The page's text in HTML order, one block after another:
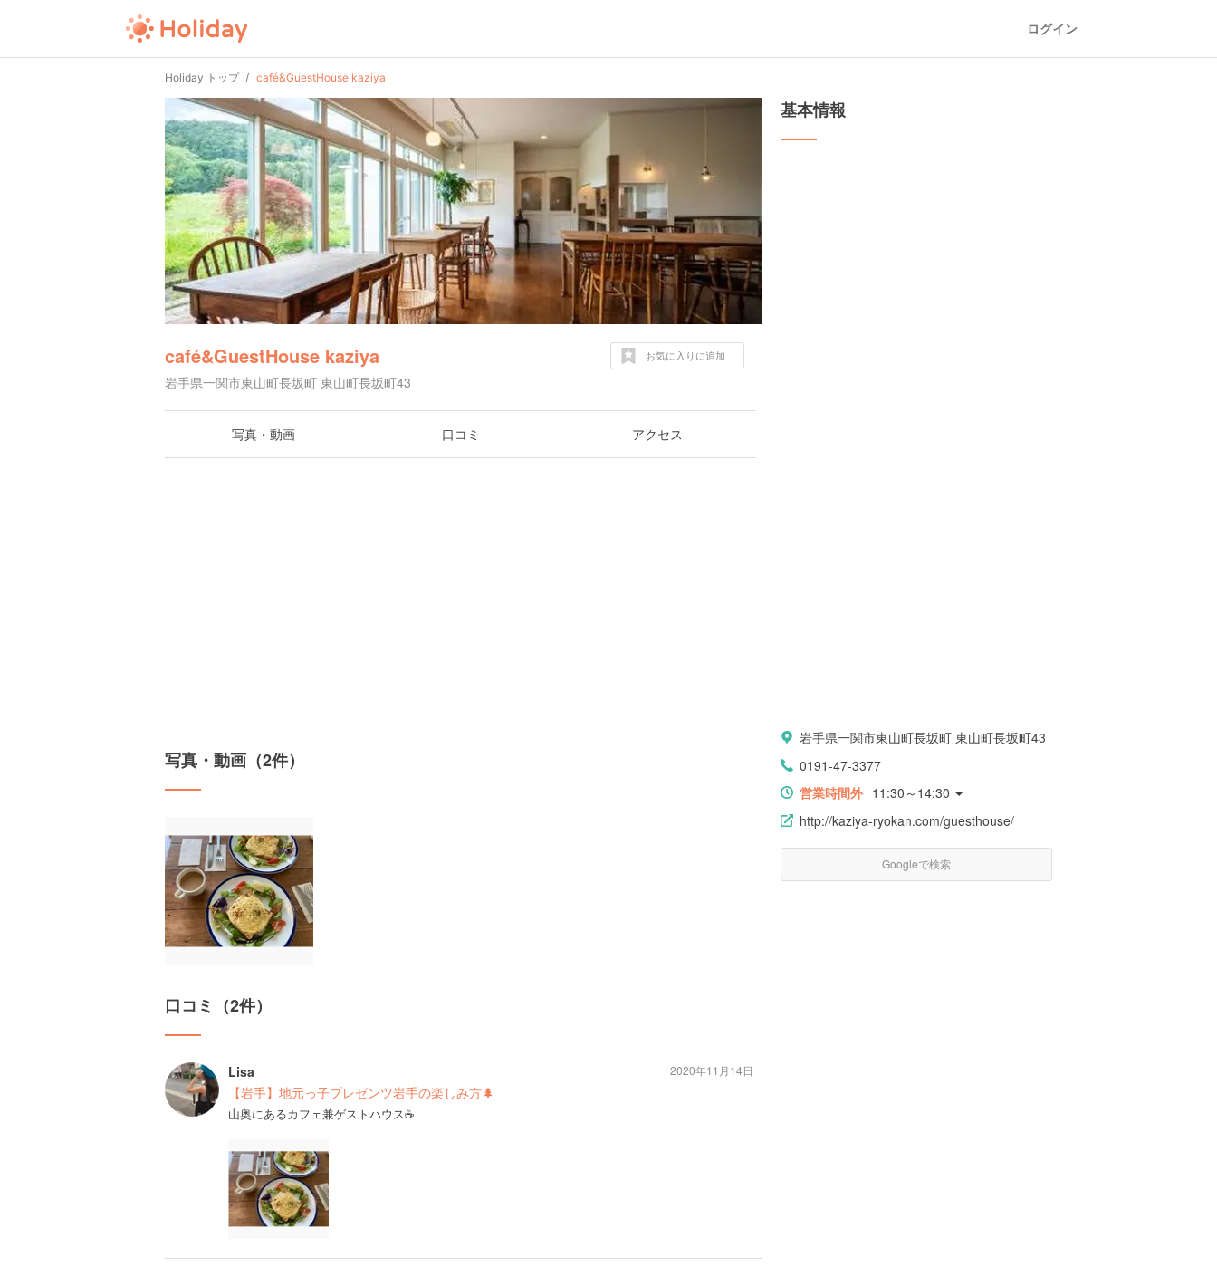
ログイン
Holiday トップ café&GuestHouse kaziya
café&GuestHouse kaziya
岩手県一関市東山町長坂町 東山町長坂町43
お気に入りに追加
写真・動画 口コミ アクセス
写真・動画（2件）
口コミ（2件）
Lisa
【岩手】地元っ子プレゼンツ岩手の楽しみ方🌲
山奥にあるカフェ兼ゲストハウス☕️
2020年11月14日
基本情報
岩手県一関市東山町長坂町 東山町長坂町43
0191-47-3377
営業時間外 11:30～14:30
http://kaziya-ryokan.com/guesthouse/
Googleで検索